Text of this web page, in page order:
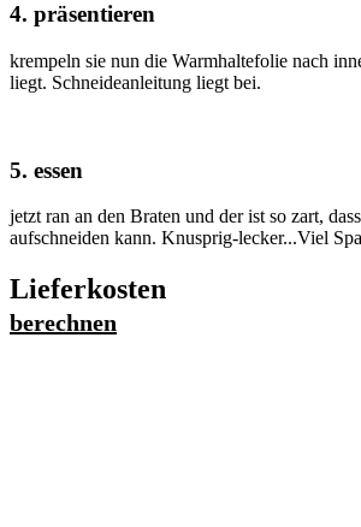
4. präsentieren
krempeln sie nun die Warmhaltefolie nach
liegt. Schneideanleitung liegt bei.
5. essen
jetzt ran an den Braten und der ist so zart,
aufschneiden kann. Knusprig-lecker...Viel
Lieferkosten
berechnen